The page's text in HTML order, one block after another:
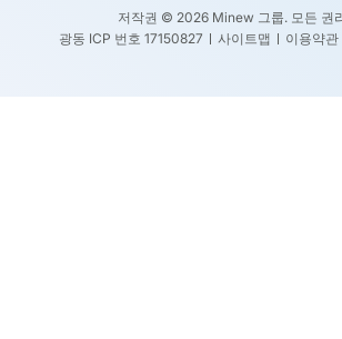
저작권 © 2026 Minew 그룹. 모든 권
광동 ICP 번호 17150827
사이트맵 이용약관